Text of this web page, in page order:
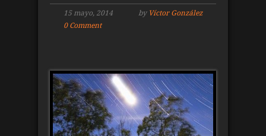
15 mayo, 2014 by Víctor González
0 Comment